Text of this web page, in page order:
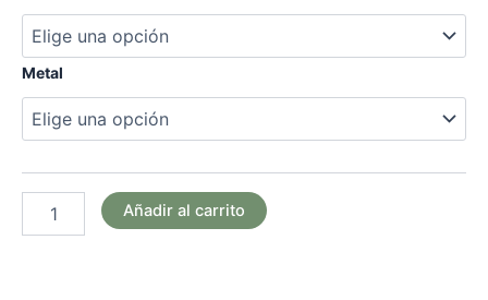
Metal
Añadir al carrito